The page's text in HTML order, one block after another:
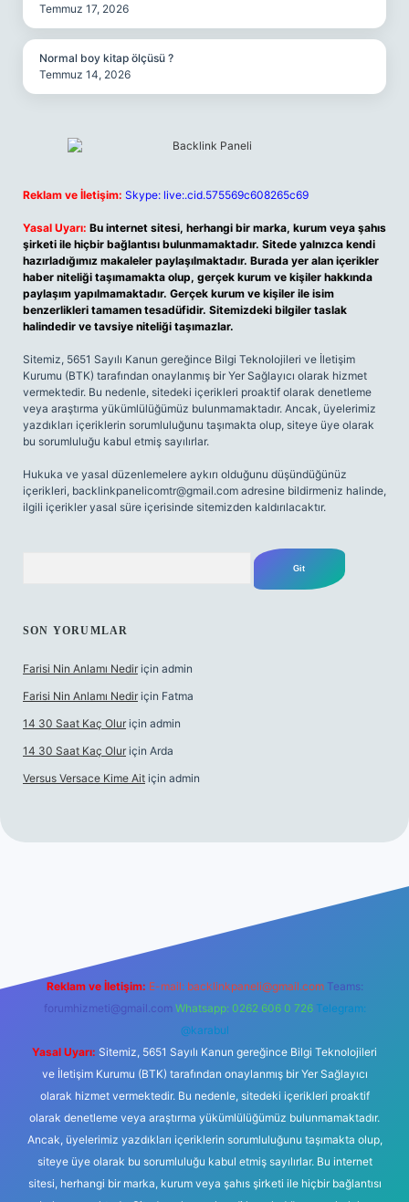
Temmuz 17, 2026
Normal boy kitap ölçüsü ?
Temmuz 14, 2026
Reklam ve İletişim: Skype: live:.cid.575569c608265c69
Yasal Uyarı: Bu internet sitesi, herhangi bir marka, kurum veya şahıs
şirketi ile hiçbir bağlantısı bulunmamaktadır. Sitede yalnızca kendi
hazırladığımız makaleler paylaşılmaktadır. Burada yer alan içerikler
haber niteliği taşımamakta olup, gerçek kurum ve kişiler hakkında
paylaşım yapılmamaktadır. Gerçek kurum ve kişiler ile isim
benzerlikleri tamamen tesadüfidir. Sitemizdeki bilgiler taslak
halindedir ve tavsiye niteliği taşımazlar.
Sitemiz, 5651 Sayılı Kanun gereğince Bilgi Teknolojileri ve İletişim
Kurumu (BTK) tarafından onaylanmış bir Yer Sağlayıcı olarak hizmet
vermektedir. Bu nedenle, sitedeki içerikleri proaktif olarak denetleme
veya araştırma yükümlülüğümüz bulunmamaktadır. Ancak, üyelerimiz
yazdıkları içeriklerin sorumluluğunu taşımakta olup, siteye üye olarak
bu sorumluluğu kabul etmiş sayılırlar.
Hukuka ve yasal düzenlemelere aykırı olduğunu düşündüğünüz
içerikleri, backlinkpanelicomtr@gmail.com adresine bildirmeniz halinde,
ilgili içerikler yasal süre içerisinde sitemizden kaldırılacaktır.
SON YORUMLAR
Farisi Nin Anlamı Nedir için admin
Farisi Nin Anlamı Nedir için Fatma
14 30 Saat Kaç Olur için admin
14 30 Saat Kaç Olur için Arda
Versus Versace Kime Ait için admin
Reklam ve İletişim: E-mail: backlinkpaneli@gmail.com Teams:
forumhizmeti@gmail.com Whatsapp: 0262 606 0 726 Telegram:
@karabul
Yasal Uyarı: Sitemiz, 5651 Sayılı Kanun gereğince Bilgi Teknolojileri
ve İletişim Kurumu (BTK) tarafından onaylanmış bir Yer Sağlayıcı
olarak hizmet vermektedir. Bu nedenle, sitedeki içerikleri proaktif
olarak denetleme veya araştırma yükümlülüğümüz bulunmamaktadır.
Ancak, üyelerimiz yazdıkları içeriklerin sorumluluğunu taşımakta olup,
siteye üye olarak bu sorumluluğu kabul etmiş sayılırlar. Bu internet
sitesi, herhangi bir marka, kurum veya şahıs şirketi ile hiçbir bağlantısı